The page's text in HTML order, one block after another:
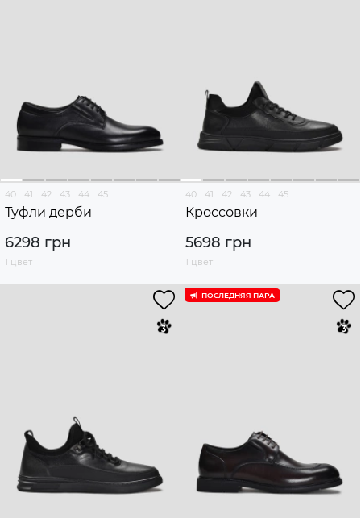
40 41 42 43 44 45
Туфли дерби
6298 грн
1 цвет
40 41 42 43 44 45
Кроссовки
5698 грн
1 цвет
ПОСЛЕДНЯЯ ПАРА